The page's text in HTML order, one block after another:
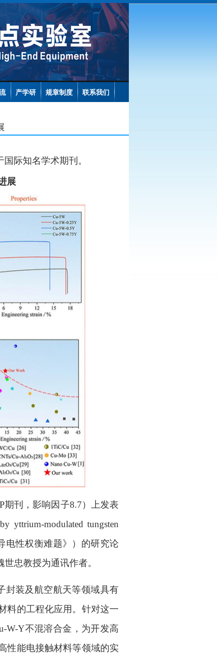
产学研 规章制度 联系我们
际知名学术期刊。
展
期刊，影响因子8.7）上发表
yttrium-modulated tungsten
电性权衡难题》）的研究论
世忠教授为通讯作者。
封装及航空航天等领域具有
料的工程化应用。针对这一
W-Y不混溶合金，为开发高
性能电接触材料等领域的实